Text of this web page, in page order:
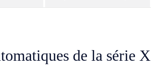
de la série X